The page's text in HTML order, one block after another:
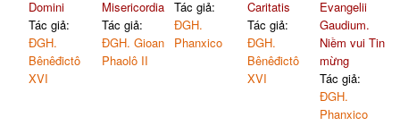
Domini
Tác giả:
ĐGH.
Bênêđictô
XVI
Misericordia
Tác giả:
ĐGH. Gioan
Phaolô II
Tác giả:
ĐGH.
Phanxico
Caritatis
Tác giả:
ĐGH.
Bênêđictô
XVI
Evangelii
Gaudium.
Niềm vui Tin
mừng
Tác giả:
ĐGH.
Phanxico